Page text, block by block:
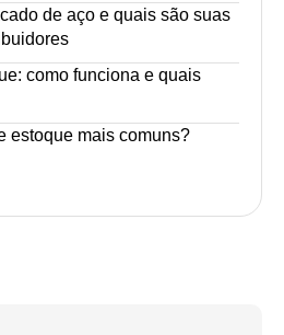
de aço e quais são suas
como funciona e quais
estoque mais comuns?